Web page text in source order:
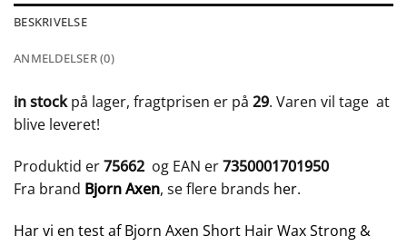
BESKRIVELSE
ANMELDELSER (0)
in stockpå lager, fragtprisen er på 29. Varen vil tage at
blive leveret!
Produktid er75662 og EAN er7350001701950
Fra brand Bjorn Axen, se flere brands her.
Har vi en test af Bjorn Axen Short Hair Wax Strong &